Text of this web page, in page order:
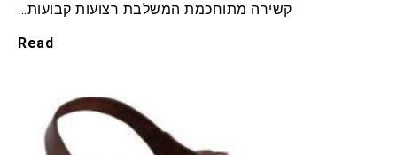
קשירה מתוחכמת המשלבת רצועות קבועות…
Read